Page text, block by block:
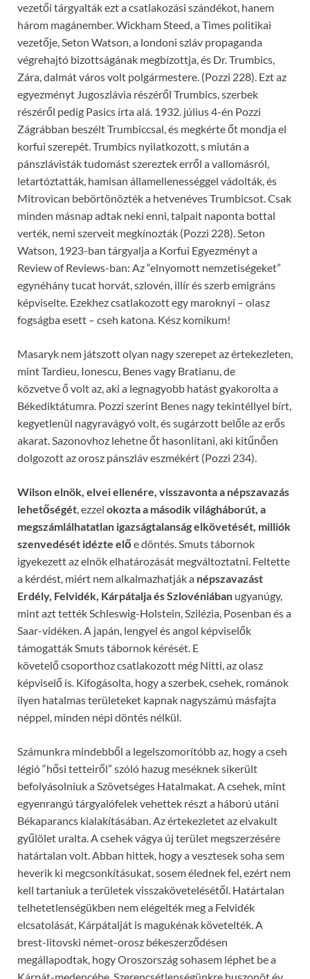
vezetői tárgyalták ezt a csatlakozási szándékot, hanem
három magánember. Wickham Steed, a Times politikai
vezetője, Seton Watson, a londoni szláv propaganda
végrehajtó bizottságának megbízottja, és Dr. Trumbics,
Zára, dalmát város volt polgármestere. (Pozzi 228). Ezt az
egyezményt Jugoszlávia részéről Trumbics, szerbek
részéről pedig Pasics írta alá. 1932. július 4-én Pozzi
Zágrábban beszélt Trumbiccsal, és megkérte őt mondja el
korfui szerepét. Trumbics nyilatkozott, s miután a
pánszlávisták tudomást szereztek erről a vallomásról,
letartóztatták, hamisan államellenességgel vádolták, és
Mitrovican bebörtönözték a hetvenéves Trumbicsot. Csak
minden másnap adtak neki enni, talpait naponta bottal
verték, nemi szerveit megkínozták (Pozzi 228). Seton
Watson, 1923-ban tárgyalja a Korfui Egyezményt a
Review of Reviews-ban: Az “elnyomott nemzetiségeket”
egynéhány tucat horvát, szlovén, illír és szerb emigráns
képviselte. Ezekhez csatlakozott egy maroknyi – olasz
fogságba esett – cseh katona. Kész komikum!
Masaryk nem játszott olyan nagy szerepet az értekezleten,
mint Tardieu, Ionescu, Benes vagy Bratianu, de
közvetve ő volt az, aki a legnagyobb hatást gyakorolta a
Békediktátumra. Pozzi szerint Benes nagy tekintéllyel bírt,
kegyetlenül nagyravágyó volt, és sugárzott belőle az erős
akarat. Sazonovhoz lehetne őt hasonlítani, aki kitűnően
dolgozott az orosz pánszláv eszmékért (Pozzi 234).
Wilson elnök, elvei ellenére, visszavonta a népszavazás
lehetőségét, ezzel okozta a második világháborút, a
megszámlálhatatlan igazságtalanság elkövetését, milliók
szenvedését idézte előe döntés. Smuts tábornok
igyekezett az elnök elhatározását megváltoztatni. Feltette
a kérdést, miért nem alkalmazhatják a népszavazást
Erdély, Felvidék, Kárpátalja és Szlovéniában ugyanúgy,
mint azt tették Schleswig-Holstein, Szilézia, Posenban és a
Saar-vidéken. A japán, lengyel és angol képviselők
támogatták Smuts tábornok kérését. E
követelő csoporthoz csatlakozott még Nitti, az olasz
képviselő is. Kifogásolta, hogy a szerbek, csehek, románok
ilyen hatalmas területeket kapnak nagyszámú másfajta
néppel, minden népi döntés nélkül.
Számunkra mindebből a legelszomorítóbb az, hogy a cseh
légió “hősi tetteiről” szóló hazug meséknek sikerült
befolyásolniuk a Szövetséges Hatalmakat. A csehek, mint
egyenrangú tárgyalófelek vehettek részt a háború utáni
Békaparancs kialakításában. Az értekezletet az elvakult
gyűlölet uralta. A csehek vágya új terület megszerzésére
határtalan volt. Abban hittek, hogy a vesztesek soha sem
heverik ki megcsonkításukat, sosem élednek fel, ezért nem
kell tartaniuk a területek visszakövetelésétől. Határtalan
telhetetlenségükben nem elégelték meg a Felvidék
elcsatolását, Kárpátalját is magukénak követelték. A
brest-litovski német-orosz békeszerződésen
megállapodtak, hogy Oroszország sohasem léphet be a